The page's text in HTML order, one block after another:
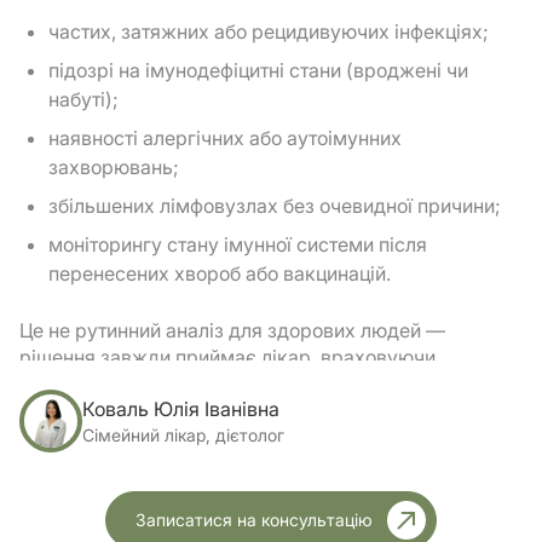
частих, затяжних або рецидивуючих інфекціях;
підозрі на імунодефіцитні стани (вроджені чи
набуті);
наявності алергічних або аутоімунних
захворювань;
збільшених лімфовузлах без очевидної причини;
моніторингу стану імунної системи після
перенесених хвороб або вакцинацій.
Це не рутинний аналіз для здорових людей —
рішення завжди приймає лікар, враховуючи
симптоми та анамнез.
Симптоми, які можуть бути
Іноді саме певні прояви підказують лікарю
Коваль Юлія Іванівна
Сімейний лікар, дієтолог
Записатися на консультацію